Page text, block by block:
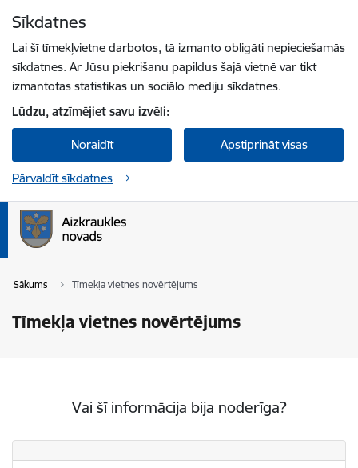
Sīkdatnes
Lai šī tīmekļvietne darbotos, tā izmanto obligāti nepieciešamās
sīkdatnes. Ar Jūsu piekrišanu papildus šajā vietnē var tikt
izmantotas statistikas un sociālo mediju sīkdatnes.
Lūdzu, atzīmējiet savu izvēli:
Noraidīt Apstiprināt visas
Pārvaldīt sīkdatnes
Sākums Tīmekļa vietnes novērtējums
Tīmekļa vietnes novērtējums
Vai šī informācija bija noderīga?
Vai šī informācija bija noderīga?